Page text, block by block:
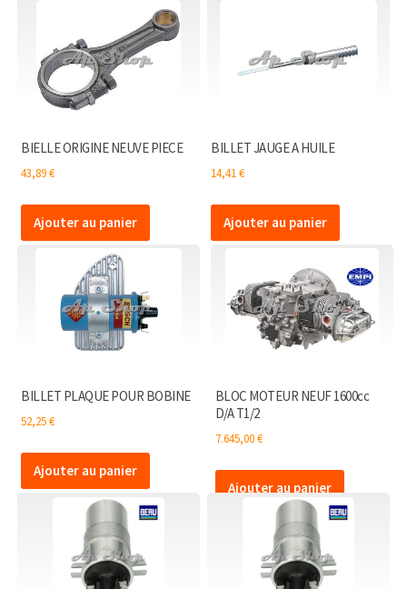
BIELLE ORIGINE NEUVE PIECE
43,89€
Ajouter au panier
BILLET JAUGE A HUILE
14,41€
Ajouter au panier
BILLET PLAQUE POUR BOBINE
52,25€
Ajouter au panier
BLOC MOTEUR NEUF 1600cc
D/A T1/2
7.645,00€
Ajouter au panier